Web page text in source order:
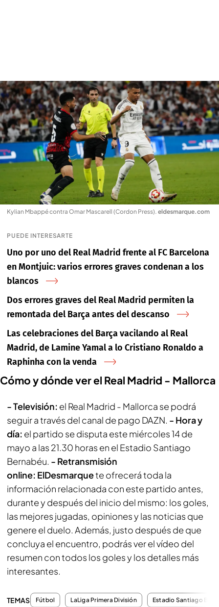
Kylian Mbappé contra Omar Mascarell (Cordon Press). eldesmarque.com
PUEDE INTERESARTE
Uno por uno del Real Madrid frente al FC Barcelona
en Montjuic: varios errores graves condenan a los
blancos
Dos errores graves del Real Madrid permiten la
remontada del Barça antes del descanso
Las celebraciones del Barça vacilando al Real
Madrid, de Lamine Yamal a lo Cristiano Ronaldo a
Raphinha con la venda
Cómo y dónde ver el Real Madrid - Mallorca
- Televisión: el Real Madrid - Mallorca se podrá
seguir a través del canal de pago DAZN. - Hora y
día: el partido se disputa este miércoles 14 de
mayo a las 21.30 horas en el Estadio Santiago
Bernabéu. - Retransmisión
online: ElDesmarquete ofrecerá toda la
información relacionada con este partido antes,
durante y después del inicio del mismo: los goles,
las mejores jugadas, opiniones y las noticias que
genere el duelo. Además, justo después de que
concluya el encuentro, podrás ver el vídeo del
resumen con todos los goles y los detalles más
interesantes.
TEMAS Fútbol LaLiga Primera División Estadio Santiago